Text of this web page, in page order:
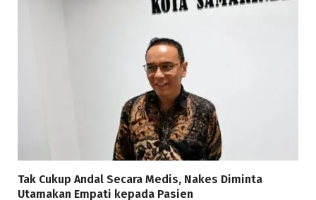
Tak Cukup Andal Secara Medis, Nakes Diminta
Utamakan Empati kepada Pasien